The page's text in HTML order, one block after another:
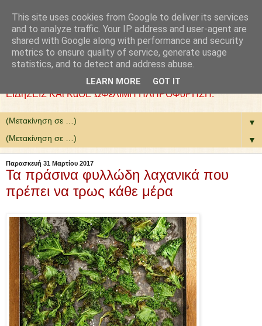
: COLLaZ NeWS aND
MoRE
ΘέΛΟΥΜΕ ΝΑ ΕίΜΑΣΤΕ ΧΡήΣΙΜΟΙ. ΕΠΙΛέΓΟΥΜΕ
ΕΙΔήΣΕΙΣ ΚΑι ΚάΘΕ ΩΦέΛΙΜΗ ΠΛΗΡΟΦόΡΗΣΗ.
▼
▼
Παρασκευή 31 Μαρτίου 2017
Τα πράσινα φυλλώδη λαχανικά που
πρέπει να τρως κάθε μέρα
This site uses cookies from Google to deliver its services
and to analyze traffic. Your IP address and user-agent are
shared with Google along with performance and security
metrics to ensure quality of service, generate usage
statistics, and to detect and address abuse.
LEARN MORE GOT IT